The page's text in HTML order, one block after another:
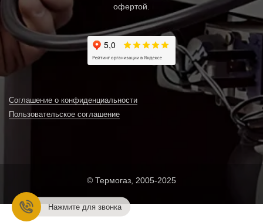
офертой.
Соглашение о конфиденциальности
Пользовательское соглашение
© Термогаз, 2005-2025
Нажмите для звонка